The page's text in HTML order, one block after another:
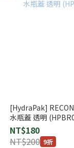
[HydraPak]
水瓶蓋 透明
NT$180
NT$200 9折